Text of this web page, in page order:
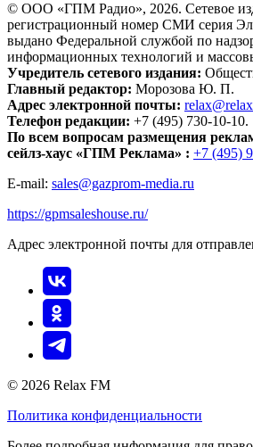
© ООО «ГПМ Радио», 2026. Сетевое
регистрационный номер СМИ серия
выдано Федеральной службой по
информационных технологий и
Учредитель сетевого издания:
Главный редактор: Морозова Ю. П.
Адрес электронной почты:
Телефон редакции: +7 (495) 730-10-10.
По всем вопросам размещения
сейлз-хаус «ГПМ Реклама» : +7 (495)
E-mail: sales@gazprom-media.ru
https://gpmsaleshouse.ru/
Адрес электронной почты для
© 2026 Relax FM
Политика конфиденциальности